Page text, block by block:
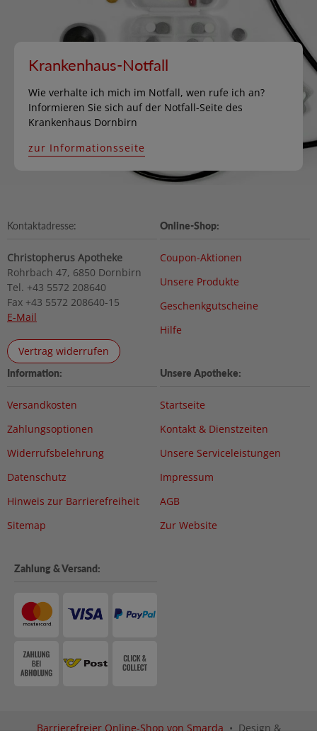
Krankenhaus-Notfall
Wie verhalte ich mich im Notfall, wen rufe ich an?
Informieren Sie sich auf der Notfall-Seite des
Krankenhaus Dornbirn
zur Informationsseite
Kontaktadresse:
Christopherus Apotheke
Rohrbach 47, 6850 Dornbirn
Tel. +43 5572 208640
Fax +43 5572 208640-15
E-Mail
Vertrag widerrufen
Online-Shop:
Coupon-Aktionen
Unsere Produkte
Geschenkgutscheine
Hilfe
Information:
Versandkosten
Zahlungsoptionen
Widerrufsbelehrung
Datenschutz
Hinweis zur Barrierefreiheit
Sitemap
Unsere Apotheke:
Startseite
Kontakt & Dienstzeiten
Unsere Serviceleistungen
Impressum
AGB
Zur Website
Zahlung & Versand:
Barrierefreier Online-Shop von Smarda • Design &